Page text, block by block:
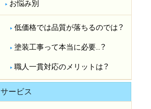
お悩み別
低価格では品質が落ちるのでは？​
塗装工事って本当に必要…？​
職人一貫対応のメリットは？​
サービス